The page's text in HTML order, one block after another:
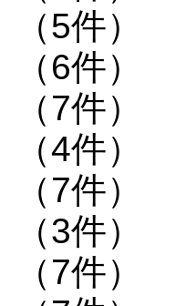
（5件）
（6件）
（7件）
（4件）
（7件）
（3件）
（7件）